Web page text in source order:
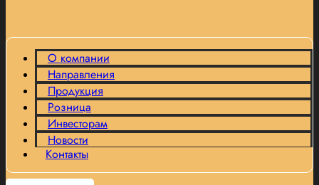
О компании
Направления
Продукция
Розница
Инвесторам
Новости
Контакты